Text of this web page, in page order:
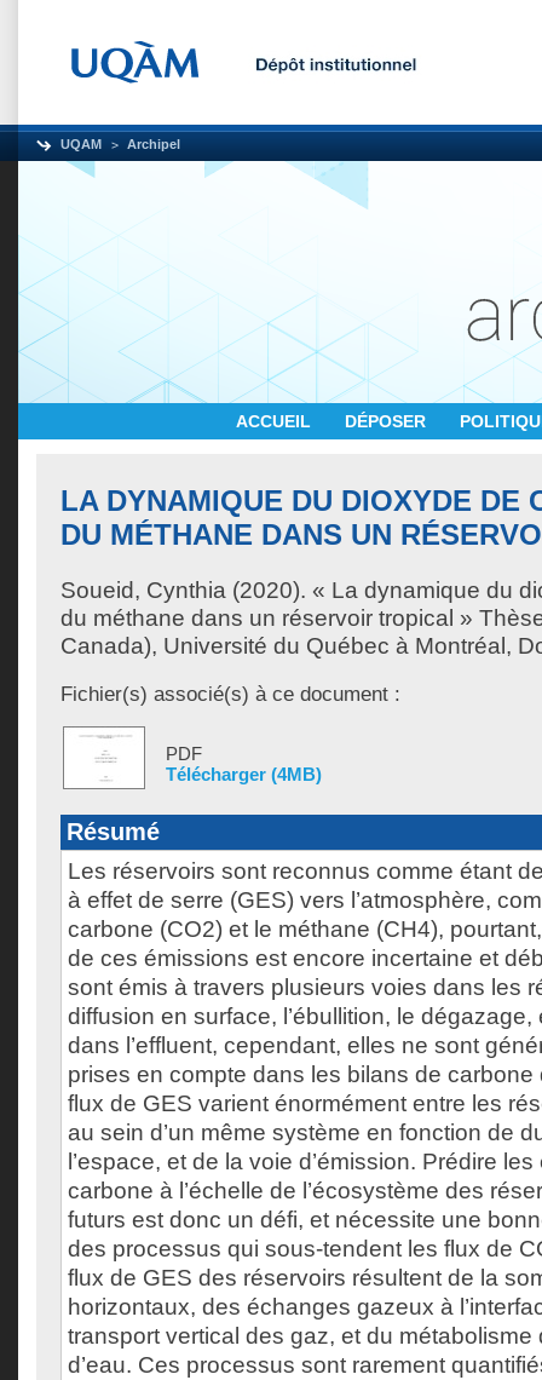
UQAM Archipel
ACCUEIL DÉPOSER
LA DYNAMIQUE DU DIOXYDE DE
DU MÉTHANE DANS UN
Soueid, Cynthia (2020). « La dynamique du
du méthane dans un réservoir tropical »
Canada), Université du Québec à Montréal,
Fichier(s) associé(s) à ce document :
PDF
Télécharger (4MB)
Résumé
Les réservoirs sont reconnus comme étant
à effet de serre (GES) vers l’atmosphère,
carbone (CO2) et le méthane (CH4),
de ces émissions est encore incertaine et
sont émis à travers plusieurs voies dans les
diffusion en surface, l’ébullition, le
dans l’effluent, cependant, elles ne sont
prises en compte dans les bilans de
flux de GES varient énormément entre les
au sein d’un même système en fonction de
l’espace, et de la voie d’émission. Prédire
carbone à l’échelle de l’écosystème des
futurs est donc un défi, et nécessite une
des processus qui sous-tendent les flux de
flux de GES des réservoirs résultent de la
horizontaux, des échanges gazeux à
transport vertical des gaz, et du métabolisme
d’eau. Ces processus sont rarement